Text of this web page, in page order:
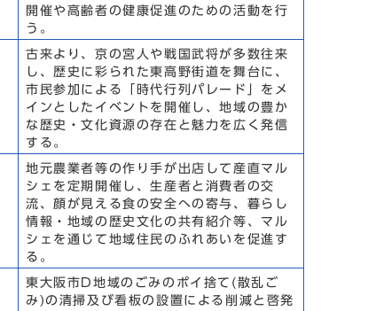
開催や高齢者の健康促進のための活動を行
う。
古来より、京の宮人や戦国武将が多数往来
し、歴史に彩られた東高野街道を舞台に、
市民参加による「時代行列パレード」をメ
インとしたイベントを開催し、地域の豊か
な歴史・文化資源の存在と魅力を広く発信
する。
地元農業者等の作り手が出店して産直マル
シェを定期開催し、生産者と消費者の交
流、顔が見える食の安全への寄与、暮らし
情報・地域の歴史文化の共有紹介等、マル
シェを通じて地域住民のふれあいを促進す
る。
東大阪市D地域のごみのポイ捨て(散乱ご
み)の清掃及び看板の設置による削減と啓発